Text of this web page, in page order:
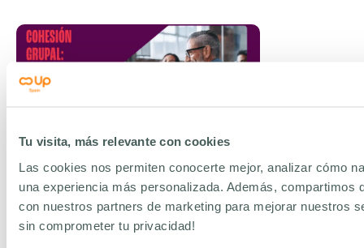
Tu visita, más relevante con cookies
Las cookies nos permiten conocerte mejor, analizar cómo
una experiencia más personalizada. Además, compartimos
con nuestros partners de marketing para mejorar nuestros
sin comprometer tu privacidad!
26defebrerode 2025 - Lectura 5 min
Cohesión Grupal: clave del éxito en
grupos de trabajo